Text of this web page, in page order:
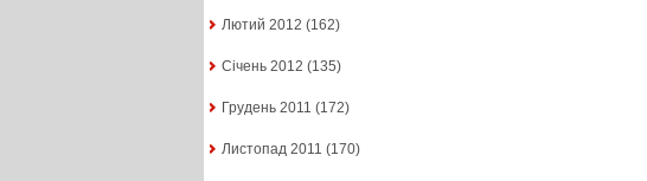
Лютий 2012 (162)
Січень 2012 (135)
Грудень 2011 (172)
Листопад 2011 (170)